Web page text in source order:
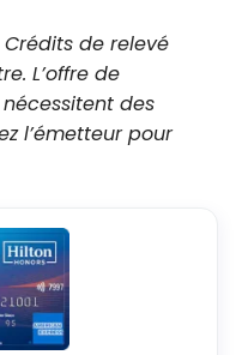
de relevé
L’offre de
des
l’émetteur pour